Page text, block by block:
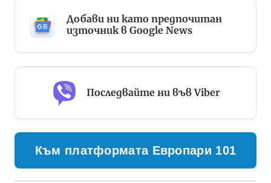
Добави ни като предпочитан
източник в Google News
Последвайте ни във Viber
Към платформата Европари 101